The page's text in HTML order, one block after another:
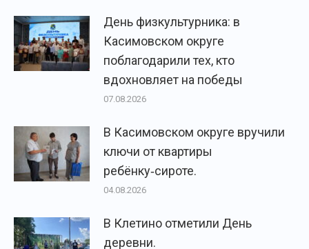
День физкультурника: в
Касимовском округе
поблагодарили тех, кто
вдохновляет на победы
07.08.2026
В Касимовском округе вручили
ключи от квартиры
ребёнку‑сироте.
04.08.2026
В Клетино отметили День
деревни.